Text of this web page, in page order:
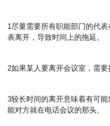
1尽量需要所有职能部门的代
表离开，导致时间上的拖延。
2如果某人要离开会议室，需要
3较长时间的离开意味着有可
能对方就在电话会议的那头。